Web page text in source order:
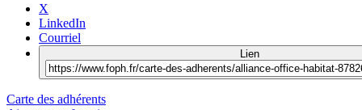
X
LinkedIn
Courriel
Lien
Carte des adhérents